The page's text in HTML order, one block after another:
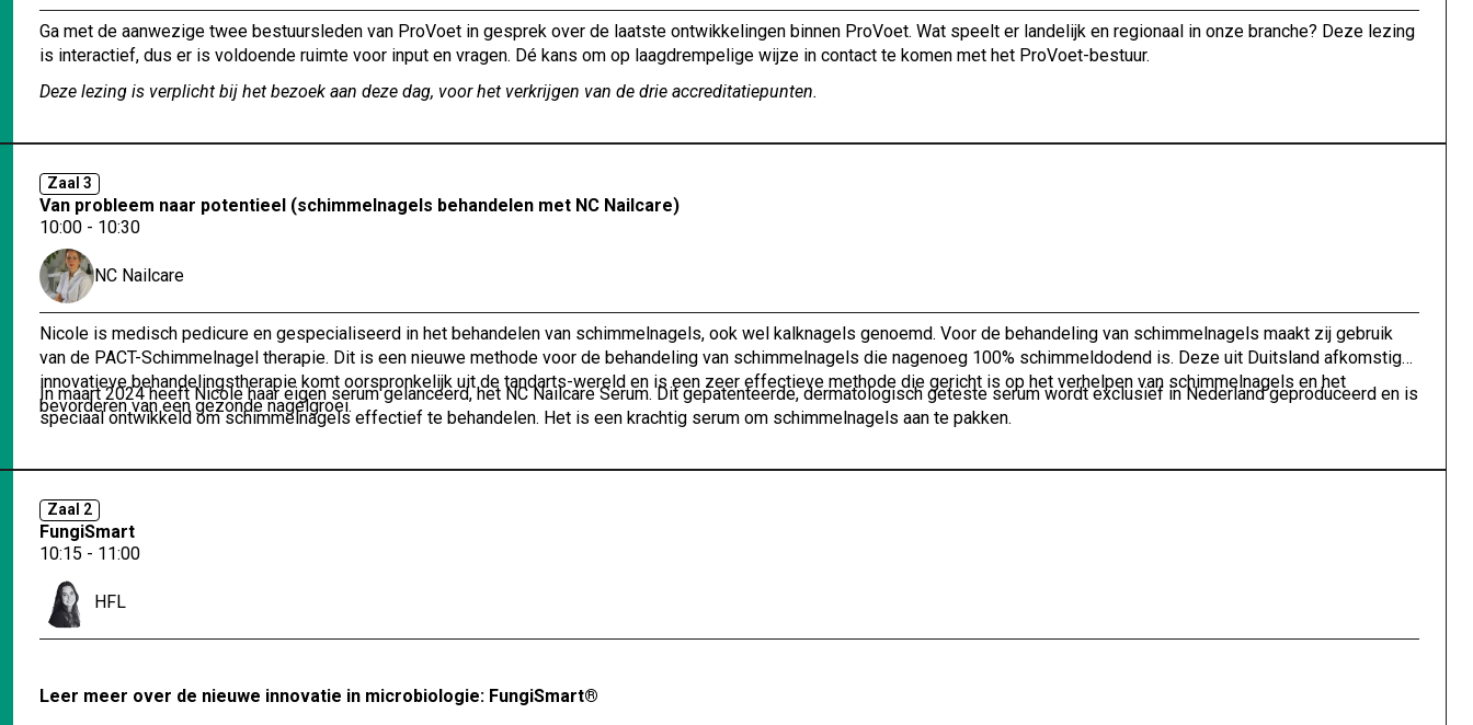
Ga met de aanwezige twee bestuursleden van ProVoet in gesprek over de laatste ontwikkelingen binnen ProVoet. Wat speelt er landelijk en regionaal in onze branche? Deze lezing
is interactief, dus er is voldoende ruimte voor input en vragen. Dé kans om op laagdrempelige wijze in contact te komen met het ProVoet-bestuur.
Deze lezing is verplicht bij het bezoek aan deze dag, voor het verkrijgen van de drie accreditatiepunten.
Zaal 3
Van probleem naar potentieel (schimmelnagels behandelen met NC Nailcare)
10:00 - 10:30
NC Nailcare
Nicole is medisch pedicure en gespecialiseerd in het behandelen van schimmelnagels, ook wel kalknagels genoemd. Voor de behandeling van schimmelnagels maakt zij gebruik
van de PACT-Schimmelnagel therapie. Dit is een nieuwe methode voor de behandeling van schimmelnagels die nagenoeg 100% schimmeldodend is. Deze uit Duitsland afkomstige
innovatieve behandelingstherapie komt oorspronkelijk uit de tandarts-wereld en is een zeer effectieve methode die gericht is op het verhelpen van schimmelnagels en het
bevorderen van een gezonde nagelgroei.
In maart 2024 heeft Nicole haar eigen serum gelanceerd, het NC Nailcare Serum. Dit gepatenteerde, dermatologisch geteste serum wordt exclusief in Nederland geproduceerd en is
speciaal ontwikkeld om schimmelnagels effectief te behandelen. Het is een krachtig serum om schimmelnagels aan te pakken.
Zaal 2
FungiSmart
10:15 - 11:00
HFL
Leer meer over de nieuwe innovatie in microbiologie: FungiSmart®